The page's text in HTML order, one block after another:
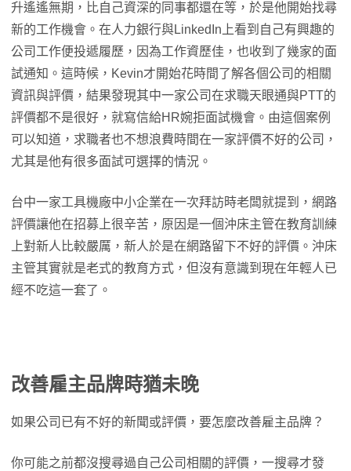
升遙遙無期，比自己資深的同事都還在等，於是他開始找尋
新的工作機會。在人力銀行與LinkedIn上看到自己有興趣的
公司工作便投遞履歷，因為工作資歷佳，也收到了幾家的面
試通知。這時候，Kevin才開始花時間了解各個公司的相關
資訊與評價，結果發現其中一家公司在求職天眼通與PTT的
評價都不是很好，就寫信給HR婉拒面試機會。由這個案例
可以知道，求職者也不想浪費時間在一家評價不好的公司，
尤其是他有很多面試可選擇的情況。
台中一家工具機廠中小企業在一次拜訪時老闆就提到，網路
評價讓他在招募上很辛苦，原因是一個沖床主管在教育訓練
上對新人比較嚴厲，新人於是在網路留下不好的評價。沖床
主管其實就是老式的教育方式，但沒有意識到現在年輕人已
經不吃這一套了。
改善雇主品牌時猶未晚
如果公司已有不好的新聞或評價，要怎麼改善雇主品牌？
你可能之前都沒搜尋過自己公司相關的評價，一搜尋才發